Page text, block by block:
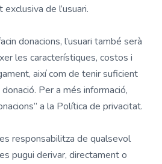
de l’usuari.
donacions, l’usuari també serà
les característiques, costos i
així com de tenir suficient
Per a més informació,
a la Política de privacitat.
responsabilitza de qualsevol
pugui derivar, directament o